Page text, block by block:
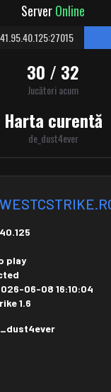
ServerOnline
30 / 32
Jucători acum
Harta curentă
de_dust4ever
play
06-08 16:10:04
1.6